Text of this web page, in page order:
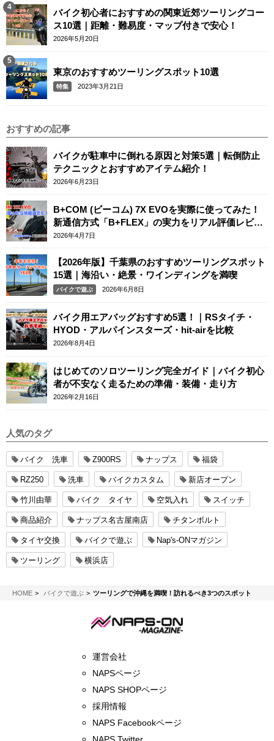
バイク初心者におすすめの関東近郊ツーリングコー
ス10選｜距離・難易度・マップ付きで安心！
2026年5月20日
東京のおすすめツーリングスポット10選
特集 2023年3月21日
おすすめの記事
バイクが駐車中に倒れる原因と対策5選｜転倒防止
テクニックとおすすめアイテム紹介！
2026年6月23日
B+COM (ビーコム) 7X EVOを実際に使ってみた！
新通信方式「B+FLEX」の実力をリアル評価レビュ
ー
2026年4月7日
【2026年版】千葉県のおすすめツーリングスポット
15選｜海沿い・絶景・ワインディングを満喫
バイクで遊ぶ 2026年6月8日
バイク用エアバッグおすすめ5選！｜RSタイチ・
HYOD・アルパインスターズ・hit-airを比較
2026年8月4日
はじめてのソロツーリング完全ガイド｜バイク初心
者が不安なく走るための準備・装備・走り方
2026年2月16日
人気のタグ
バイク 洗車 Z900RS ナップス 福袋
RZ250 洗車 バイクカスタム 新店オープン
竹川由華 バイク タイヤ 空気入れ スイッチ
商品紹介 ナップス名古屋南店 チタンボルト
タイヤ交換 バイクで遊ぶ Nap's-ONマガジン
ツーリング 横浜店
HOMENAPS-ON マガジン
バイクで遊ぶ ツーリングで沖縄を満喫！訪れるべき3つのスポット
運営会社
NAPSページ
NAPS SHOPページ
採用情報
NAPS Facebookページ